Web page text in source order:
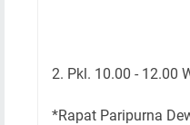
2. Pkl. 10.00 - 12.00
*Rapat Paripurna